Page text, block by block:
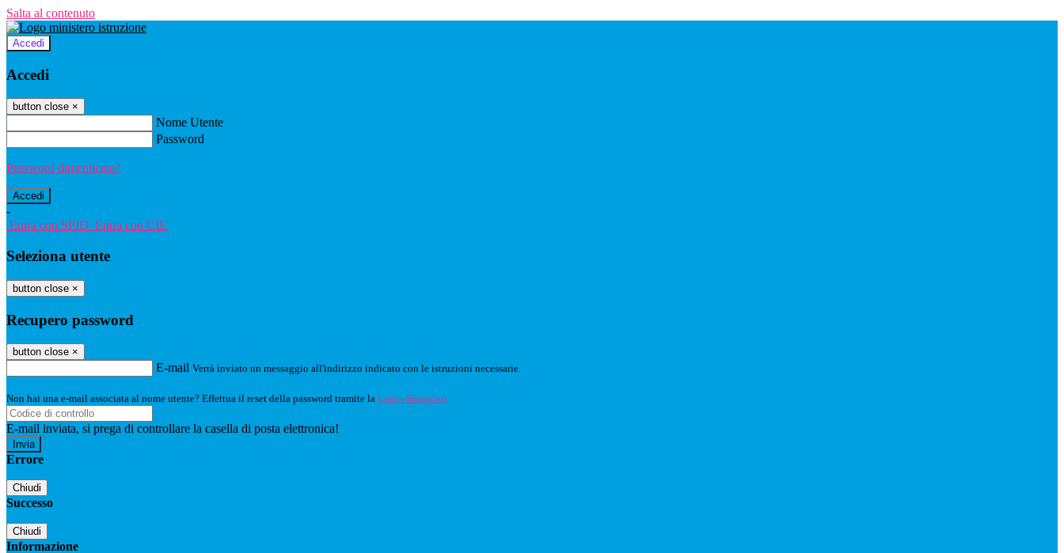
Salta al contenuto
Accedi
Accedi
button close ×
Nome Utente
Password
Password dimenticata?
-
Entra con SPID Entra con CIE
Seleziona utente
button close ×
Recupero password
button close ×
E-mail Verrà inviato un messaggio all'indirizzo indicato con le istruzioni necessarie.
Non hai una e-mail associata al nome utente? Effettua il reset della password tramite la Login Spaggiari
E-mail inviata, si prega di controllare la casella di posta elettronica!
Errore
Chiudi
Successo
Chiudi
Informazione